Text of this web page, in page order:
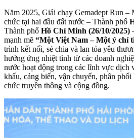
Năm 2025, Giải chạy Gemadept Run –
chức tại hai đầu đất nước – Thành phố
Thành phố Hồ Chí Minh (26/10/2025)
mạnh mẽ “Một Việt Nam – Một ý chí
trình kết nối, sẻ chia và lan tỏa yêu
hưởng ứng nhiệt tình từ các doanh
nước hoạt động trong các lĩnh vực dịch
khẩu, cảng biển, vận chuyển, phân
chức truyền thông và cộng đồng.